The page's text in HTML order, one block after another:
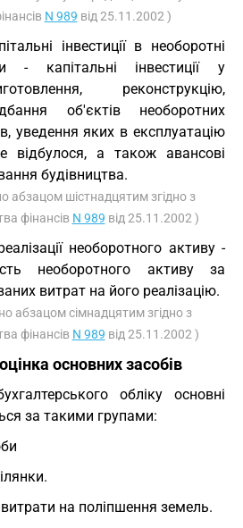
N 989 від 25.11.2002 )
інвестиції в необоротні
- капітальні інвестиції у
реконструкцію,
об'єктів необоротних
уведення яких в експлуатацію
відбулося, а також авансові
будівництва.
абзацом шістнадцятим згідно з
фінансів N 989 від 25.11.2002 )
необоротного активу -
необоротного активу за
витрат на його реалізацію.
абзацом сімнадцятим згідно з
фінансів N 989 від 25.11.2002 )
основних засобів
обліку основні
за такими групами:
витрати на поліпшення земель.